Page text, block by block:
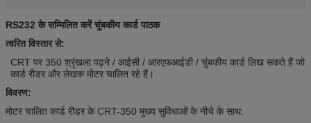
RS232 के सम्मिलित करें चुंबकीय कार्ड पाठक
त्वरित विस्तार से:
CRT पर 350 श्रृंखला पढ़ने / आईसी / आरएफआईडी / चुंबकीय कार्ड लिख सकते हैं जो
कार्ड रीडर और लेखक मोटर चालित रहे हैं।
विवरण:
मोटर चालित कार्ड रीडर के CRT-350 मुख्य सुविधाओं के नीचे के साथ: